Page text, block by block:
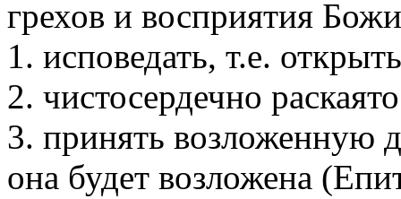
грехов и восприятия
1. исповедать, т.е.
2. чистосердечно
3. принять возложенную
она будет возложена